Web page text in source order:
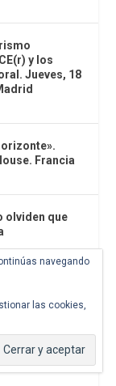
y los
Jueves, 18
Francia
olviden que
Viernes 12
de arte
navegando
las cookies,